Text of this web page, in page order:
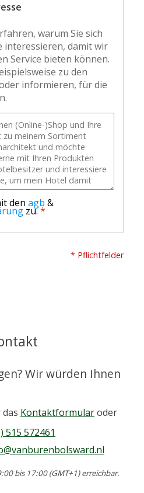
warum Sie sich
damit wir
Service bieten können.
zu den
informieren, für die
den agb &
zu.*
* Pflichtfelder
Wir würden Ihnen
Kontaktformularoder
515 572461
bis 17:00 (GMT+1) erreichbar.